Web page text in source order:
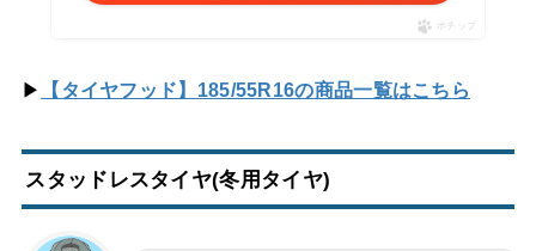
ポチップ
▶ 【タイヤフッド】185/55R16の商品一覧はこちら
スタッドレスタイヤ(冬用タイヤ)